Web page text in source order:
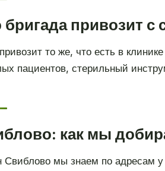
бригада привозит с
то же, что есть в
пациентов, стерильный
как мы
Свиблово мы знаем по адресам